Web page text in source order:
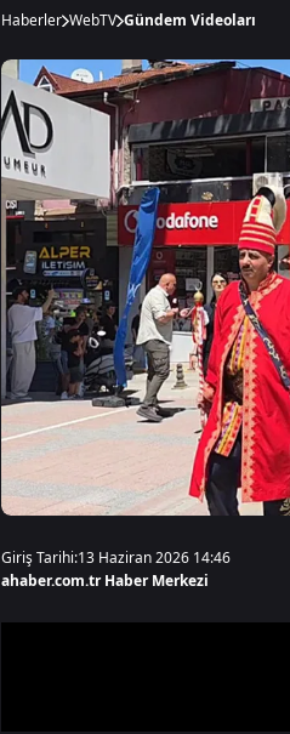
Haberler WebTV Gündem Videoları
Giriş Tarihi:13 Haziran 2026 14:46
ahaber.com.tr Haber Merkezi